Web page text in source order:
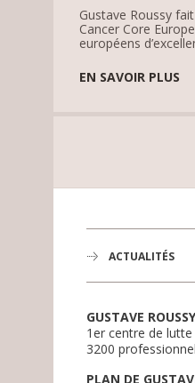
Gustave Roussy
Cancer Core
européens
EN SAVOIR PLUS
ACTUALITÉS
GUSTAVE ROUSSY
1er centre de
3200
PLAN DE